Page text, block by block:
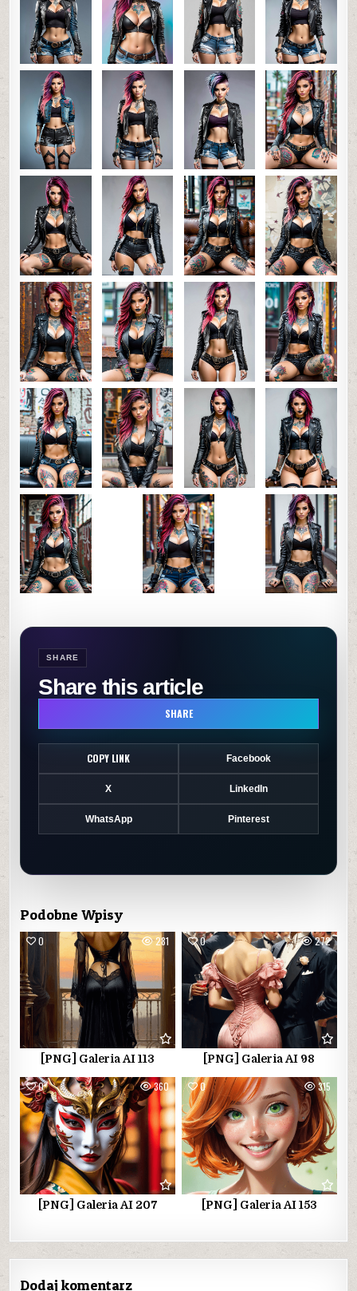
0
107
0
SHARE
Share this article
SHARE
COPY LINK Facebook
X LinkedIn
WhatsApp Pinterest
Podobne Wpisy
0 281
[PNG] Galeria AI 113
0 272
[PNG] Galeria AI 98
0 360
[PNG] Galeria AI 207
0 315
[PNG] Galeria AI 153
Dodaj komentarz